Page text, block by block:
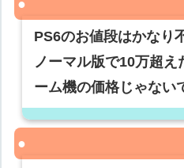
PS6のお値段はかなり
ノーマル版で10万超
ーム機の価格じゃない